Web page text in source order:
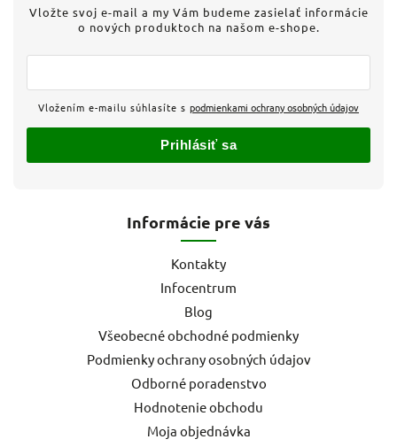
Informácie pre vás
Kontakty
Infocentrum
Blog
Všeobecné obchodné podmienky
Podmienky ochrany osobných údajov
Odborné poradenstvo
Hodnotenie obchodu
Moja objednávka
Vložte svoj e-mail a my Vám budeme zasielať informácie
o nových produktoch na našom e-shope.
Vložením e-mailu súhlasíte s podmienkami ochrany osobných údajov
Prihlásiť sa